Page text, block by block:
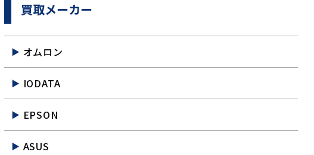
買取メーカー
オムロン
IODATA
EPSON
ASUS